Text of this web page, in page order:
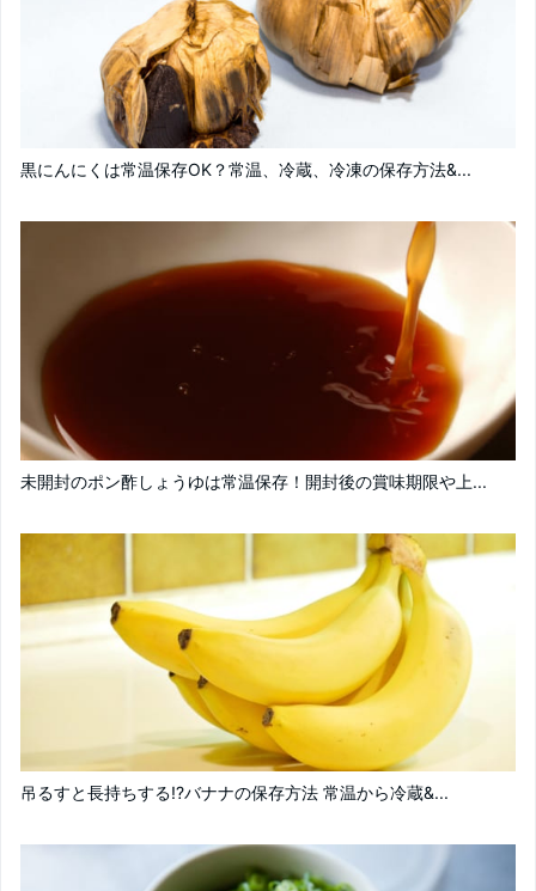
黒にんにくは常温保存OK？常温、冷蔵、冷凍の保存方法&...
未開封のポン酢しょうゆは常温保存！開封後の賞味期限や上...
吊るすと長持ちする!?バナナの保存方法 常温から冷蔵&...